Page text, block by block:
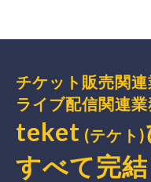
チケット販売関連
ライブ配信関連業
teket (テケト)
すべて完結